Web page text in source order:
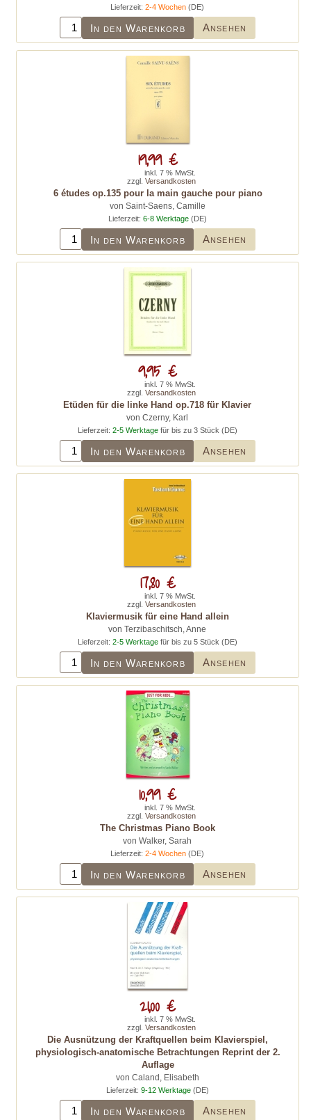
Lieferzeit:2-4 Wochen (DE)
In den Warenkorb Ansehen
6 études op.135 pour la main gauche pour piano
von Saint-Saens, Camille
Lieferzeit: 6-8 Werktage (DE)
In den Warenkorb Ansehen
19,99 €
inkl. 7 % MwSt.
zzgl. Versandkosten
Etüden für die linke Hand op.718 für Klavier
von Czerny, Karl
Lieferzeit: 2-5 Werktagefür bis zu 3 Stück (DE)
In den Warenkorb Ansehen
9,95 €
inkl. 7 % MwSt.
zzgl. Versandkosten
Klaviermusik für eine Hand allein
von Terzibaschitsch, Anne
Lieferzeit: 2-5 Werktagefür bis zu 5 Stück (DE)
In den Warenkorb Ansehen
17,80 €
inkl. 7 % MwSt.
zzgl. Versandkosten
The Christmas Piano Book
von Walker, Sarah
Lieferzeit:2-4 Wochen (DE)
In den Warenkorb Ansehen
10,99 €
inkl. 7 % MwSt.
zzgl. Versandkosten
Die Ausnützung der Kraftquellen beim Klavierspiel,
physiologisch-anatomische Betrachtungen Reprint der 2.
Auflage
von Caland, Elisabeth
Lieferzeit: 9-12 Werktage (DE)
In den Warenkorb Ansehen
21,00 €
inkl. 7 % MwSt.
zzgl. Versandkosten